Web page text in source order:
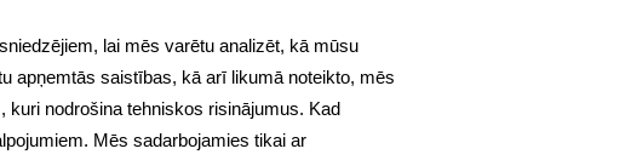
lai mēs varētu analizēt, kā mūsu
apņemtās saistības, kā arī likumā noteikto, mēs
nodrošina tehniskos risinājumus. Kad
Mēs sadarbojamies tikai ar